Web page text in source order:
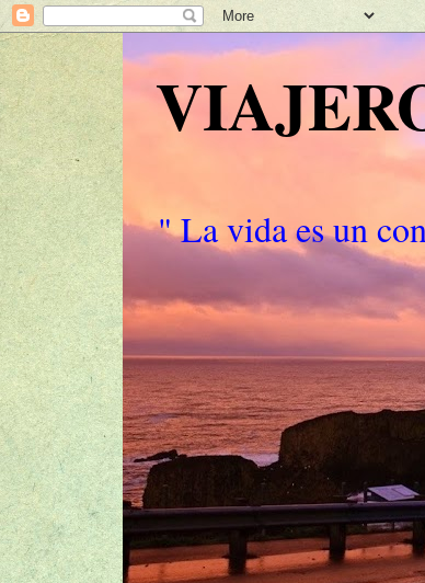
" La vida es un